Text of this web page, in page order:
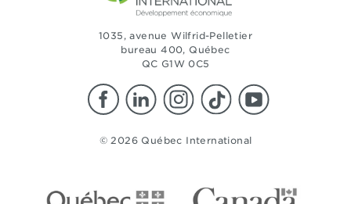
1035, avenue Wilfrid-Pelletier
bureau 400, Québec
QC G1W 0C5
© 2026 Québec International